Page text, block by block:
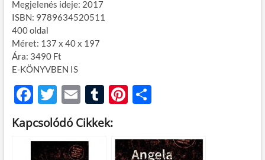
Megjelenés ideje: 2017
ISBN: 9789634520511
400 oldal
Méret: 137 x 40 x 197
Ára: 3490 Ft
E-KÖNYVBEN IS
F
ac
e
b
T
w
itt
er
E
m
ail
T
u
m
bl
Pi
es
O
m
Kapcsolódó Cikkek: